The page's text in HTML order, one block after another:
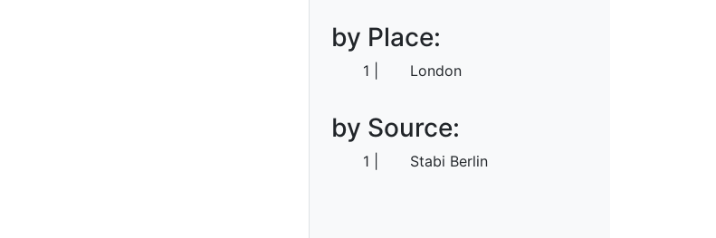
by Place:
1 London
by Source:
1 Stabi Berlin